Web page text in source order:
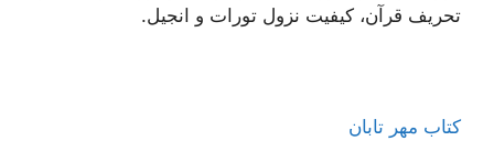
تحریف قرآن، کیفیت نزول تورات و انجیل.
کتاب مهر تابان